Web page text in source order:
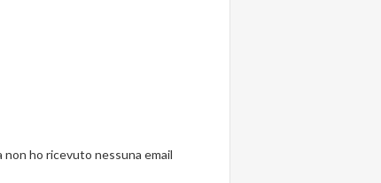
ho ricevuto nessuna email